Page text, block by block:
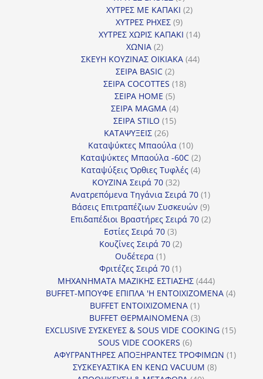
προϊόντα
ΧΥΤΡΕΣ ΜΕ ΚΑΠΑΚΙ 22
ΧΥΤΡΕΣ ΡΗΧΕΣ 99
προϊόντα
ΧΥΤΡΕΣ ΧΩΡΙΣ ΚΑΠΑΚΙ 1414
ΧΩΝΙΑ 22
προϊόντα
ΣΚΕΥΗ ΚΟΥΖΙΝΑΣ ΟΙΚΙΑΚΑ 4444
ΣΕΙΡΑ BASIC 22
προϊόντα
ΣΕΙΡΑ COCOTTES 1818
ΣΕΙΡΑ HOME 55
προϊόντα
ΣΕΙΡΑ MAGMA 44
προϊόντα
ΣΕΙΡΑ STILO 1515
ΚΑΤΑΨΥΞΕΙΣ 2626
προϊόντα
Καταψύκτες Μπαούλα 1010
προϊόντα
Καταψύκτες Μπαούλα -60C 22
προϊόντα
Καταψύξεις Όρθιες Τυφλές 44
ΚΟΥΖΙΝΑ Σειρά 70 3232
προϊόντα
Ανατρεπόμενα Τηγάνια Σειρά 70 11
προϊόν
Βάσεις Επιτραπέζιων Συσκευών 99
προϊόντα
Επιδαπέδιοι Βραστήρες Σειρά 70 22
Εστίες Σειρά 70 33
προϊόντα
Κουζίνες Σειρά 70 22
Ουδέτερα 11
προϊόν
Φριτέζες Σειρά 70 11
προϊόν
ΜΗΧΑΝΗΜΑΤΑ ΜΑΖΙΚΗΣ ΕΣΤΙΑΣΗΣ 444444
προϊόντα
BUFFET-ΜΠΟΥΦΕ ΕΠΙΠΛΑ 'Η ΕΝΤΟΙΧΙΖΟΜΕΝΑ 44
BUFFET ΕΝΤΟΙΧΙΖΟΜΕΝΑ 11
προϊόν
BUFFET ΘΕΡΜΑΙΝΟΜΕΝΑ 33
προϊόντα
EXCLUSIVE ΣΥΣΚΕΥΕΣ & SOUS VIDE COOKING 1515
SOUS VIDE COOKERS 66
προϊόντα
ΑΦΥΓΡΑΝΤΗΡΕΣ ΑΠΟΞΗΡΑΝΤΕΣ ΤΡΟΦΙΜΩΝ 11
ΣΥΣΚΕΥΑΣΤΙΚΑ ΕΝ ΚΕΝΩ VACUUM 88